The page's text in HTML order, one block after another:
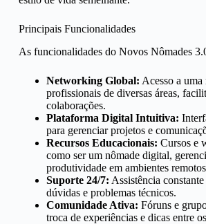
Principais Funcionalidades
As funcionalidades do Novos Nômades
Networking Global: Acesso a uma
profissionais de diversas áreas,
colaborações.
Plataforma Digital Intuitiva:
para gerenciar projetos e
Recursos Educacionais: Cursos e
como ser um nômade digital,
produtividade em ambientes
Suporte 24/7: Assistência
dúvidas e problemas técnicos.
Comunidade Ativa: Fóruns e
troca de experiências e dicas entre